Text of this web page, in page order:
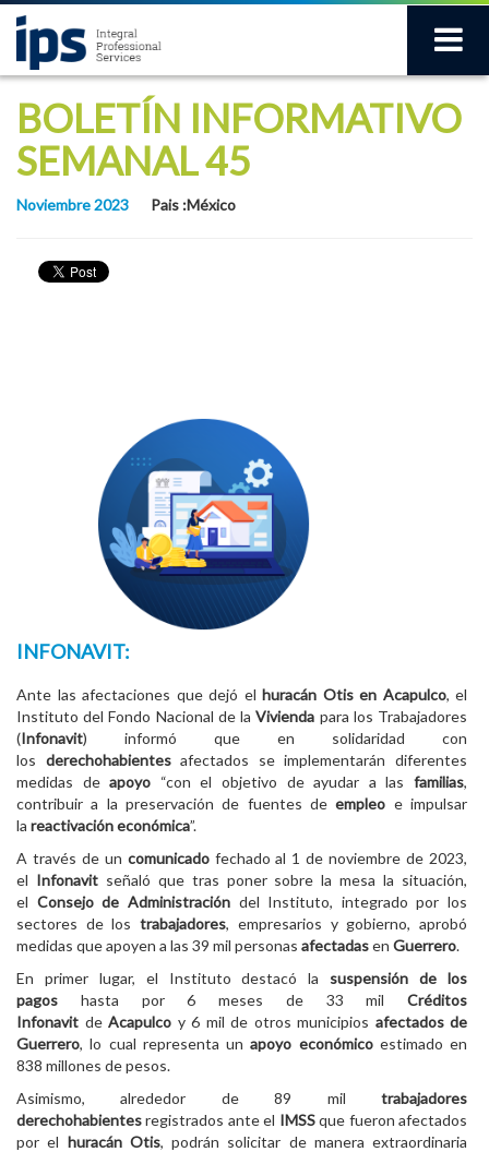
BOLETÍN INFORMATIVO
SEMANAL 45
Noviembre 2023 Pais :México
INFONAVIT:
Ante las afectaciones que dejó el huracán Otis en Acapulco, el
Instituto del Fondo Nacional de laVivienda para los Trabajadores
(Infonavit) informó que en solidaridad con
los derechohabientesafectados se implementarán diferentes
medidas deapoyo “con el objetivo de ayudar a lasfamilias,
contribuir a la preservación de fuentes deempleo e impulsar
la reactivación económica”.
A través de un comunicadofechado al 1 de noviembre de 2023,
el Infonavitseñaló que tras poner sobre la mesa la situación,
el Consejo de Administracióndel Instituto, integrado por los
sectores de lostrabajadores, empresarios y gobierno, aprobó
medidas que apoyen a las 39 mil personas afectadasen Guerrero.
En primer lugar, el Instituto destacó la suspensión de los
pagos hasta por 6 meses de 33 mil Créditos
Infonavit de Acapulco y 6 mil de otros municipios afectados de
Guerrero, lo cual representa unapoyo económicoestimado en
838 millones de pesos.
Asimismo, alrededor de 89 mil trabajadores
derechohabientesregistrados ante el IMSSque fueron afectados
por el huracán Otis, podrán solicitar de manera extraordinaria